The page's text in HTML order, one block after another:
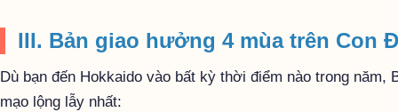
III. Bản giao hưởng 4 mùa trên Con
Dù bạn đến Hokkaido vào bất kỳ thời điểm nào trong
mạo lộng lẫy nhất: